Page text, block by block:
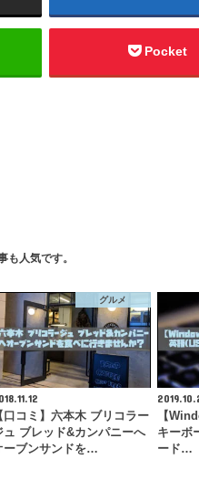
Pocket
も人気です。
グルメ
口コミ】六本木 ブリコラー
ュ ブレッド&カンパニーへ
ーブンサンドを…
【
キーボ
ード…